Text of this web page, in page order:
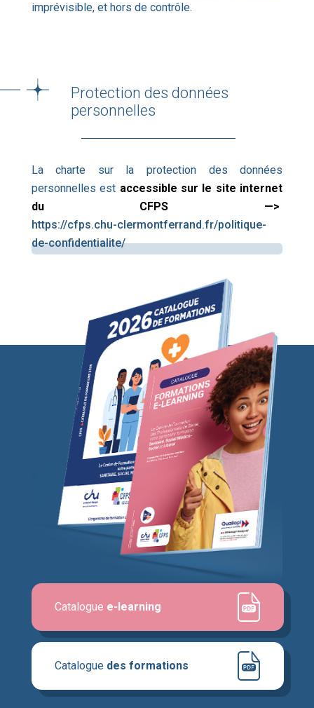
imprévisible, et hors de contrôle.
Protection des données
personnelles
La charte sur la protection des données
personnelles est accessible sur le site internet
du CFPS —>
https://cfps.chu-clermontferrand.fr/politique-
de-confidentialite/
Catalogue des formations
Catalogue e-learning